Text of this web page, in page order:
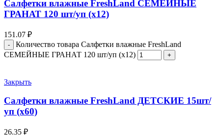
Салфетки влажные FreshLand СЕМЕЙНЫЕ
ГРАНАТ 120 шт/уп (х12)
151.07 ₽
Количество товара Салфетки влажные FreshLand
СЕМЕЙНЫЕ ГРАНАТ 120 шт/уп (х12)
Закрыть
Салфетки влажные FreshLand ДЕТСКИЕ 15шт/
уп (х60)
26.35 ₽